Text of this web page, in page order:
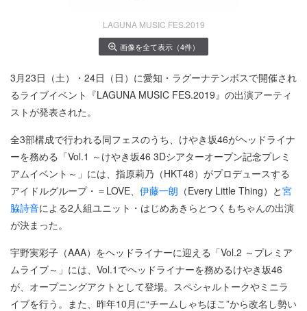
LAGUNA MUSIC FES.2019
画像を全て表示（4件）
3月23日（土）・24日（日）に愛知・ラグーナテンボスで開催され
るライブイベント『LAGUNA MUSIC FES.2019』の出演アーティ
ストが発表された。
全3部構成で行われる同フェスのうち、けやき坂46がヘッドライナ
ーを務める「Vol.1 ～けやき坂46 3Dシアターオープン記念プレミ
アムイベント～」には、指原莉乃（HKT48）がプロデュースする
アイドルグループ・＝LOVE、 伊藤一朗 （Every Little Thing）と宮
脇詩音による2人組ユニット・はじめあきらとつくもちゃんの出演
が決まった。
宇野実彩子（AAA）をヘッドライナーに迎える「Vol.2 ～プレミア
ムライブ～」には、Vol.1でヘッドライナーを務めるけやき坂46
が、オープニングアクトとして登場。スペシャルトークやミニラ
イブを行う。また、昨年10月に“チームしゃちほこ”から改名し勢い